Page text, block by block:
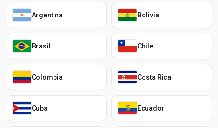
Argentina Bolivia
Brasil Chile
Colombia Costa Rica
Cuba Ecuador